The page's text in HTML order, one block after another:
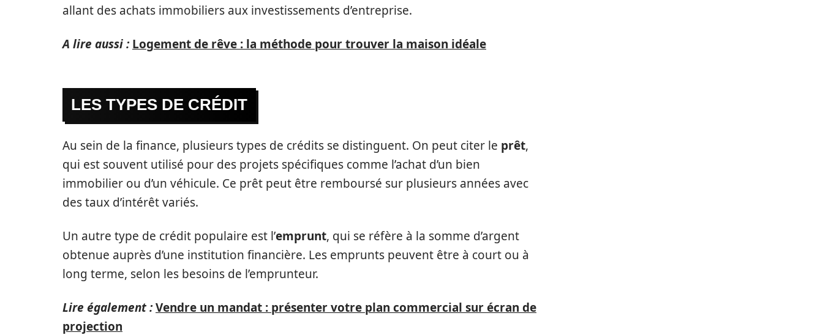
allant des achats immobiliers aux investissements d’entreprise.
A lire aussi : Logement de rêve : la méthode pour trouver la maison idéale
LES TYPES DE CRÉDIT
Au sein de la finance, plusieurs types de crédits se distinguent. On peut citer le prêt,
qui est souvent utilisé pour des projets spécifiques comme l’achat d’un bien
immobilier ou d’un véhicule. Ce prêt peut être remboursé sur plusieurs années avec
des taux d’intérêt variés.
Un autre type de crédit populaire est l’emprunt, qui se réfère à la somme d’argent
obtenue auprès d’une institution financière. Les emprunts peuvent être à court ou à
long terme, selon les besoins de l’emprunteur.
Lire également :Vendre un mandat : présenter votre plan commercial sur écran de
projection